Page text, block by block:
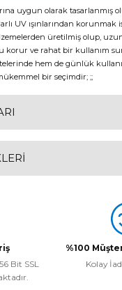
uygun olarak tasarlanmış
UV ışınlarından korunmak
üretilmiş olup,
korur ve rahat bir kullanım
hem de günlük
bir seçimdir; ;;
Bit SSL
%100
Kolay